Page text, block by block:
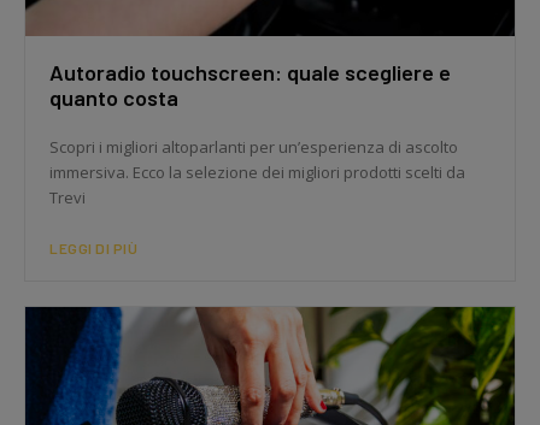
Autoradio touchscreen: quale scegliere e
quanto costa
Scopri i migliori altoparlanti per un’esperienza di ascolto
immersiva. Ecco la selezione dei migliori prodotti scelti da
Trevi
LEGGI DI PIÙ